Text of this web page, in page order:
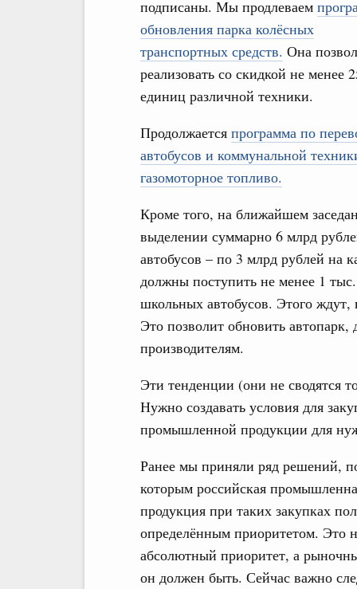
подписаны. Мы продлеваем
обновления парка колёсных
транспортных средств. Она
реализовать со скидкой не менее
единиц различной техники.
Продолжается программа по
автобусов и коммунальной
газомоторное топливо.
Кроме того, на ближайшем
выделении суммарно 6 млрд
автобусов – по 3 млрд рублей на
должны поступить не менее 1
школьных автобусов. Этого ждут,
Это позволит обновить
производителям.
Эти тенденции (они не сводятся
Нужно создавать условия для
промышленной продукции для
Ранее мы приняли ряд решений,
которым российская
продукция при таких закупках
определённым приоритетом. Это
абсолютный приоритет, а
он должен быть. Сейчас важно